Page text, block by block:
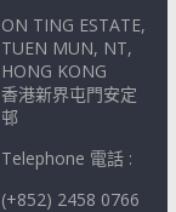
ON TING ESTATE,
TUEN MUN, NT,
HONG KONG
香港新界屯門安定
邨
Telephone 電話 :
(+852) 2458 0766